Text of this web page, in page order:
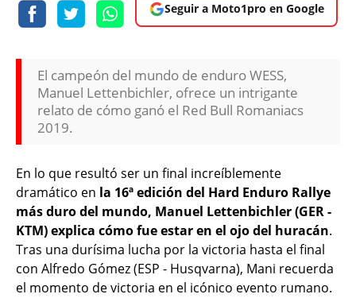
Seguir a Moto1pro en Google
El campeón del mundo de enduro WESS,
Manuel Lettenbichler, ofrece un intrigante
relato de cómo ganó el Red Bull Romaniacs
2019.
En lo que resultó ser un final increíblemente
dramático en la 16ª edición del Hard Enduro Rallye
más duro del mundo, Manuel Lettenbichler (GER -
KTM) explica cómo fue estar en el ojo del huracán.
Tras una durísima lucha por la victoria hasta el final
con Alfredo Gómez (ESP - Husqvarna), Mani recuerda
el momento de victoria en el icónico evento rumano.